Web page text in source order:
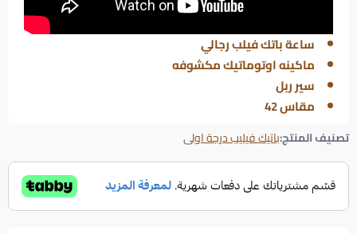
ساعة باتك فيلب رجالي
ماكينه اوتوماتيك مكشوفه
سير ربل
مقاس 42
تصنيف المنتج:باتيك فيليب درجة اولى